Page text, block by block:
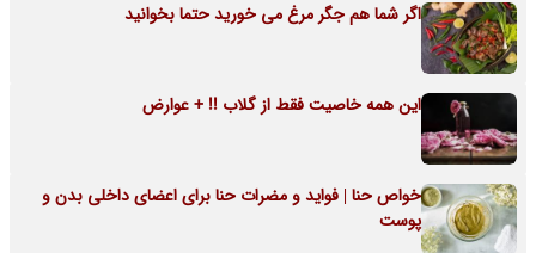
اگر شما هم جگر مرغ می خورید حتما بخوانید
این همه خاصیت فقط از گلاب !! + عوارض
خواص حنا | فواید و مضرات حنا برای اعضای داخلی بدن و
پوست